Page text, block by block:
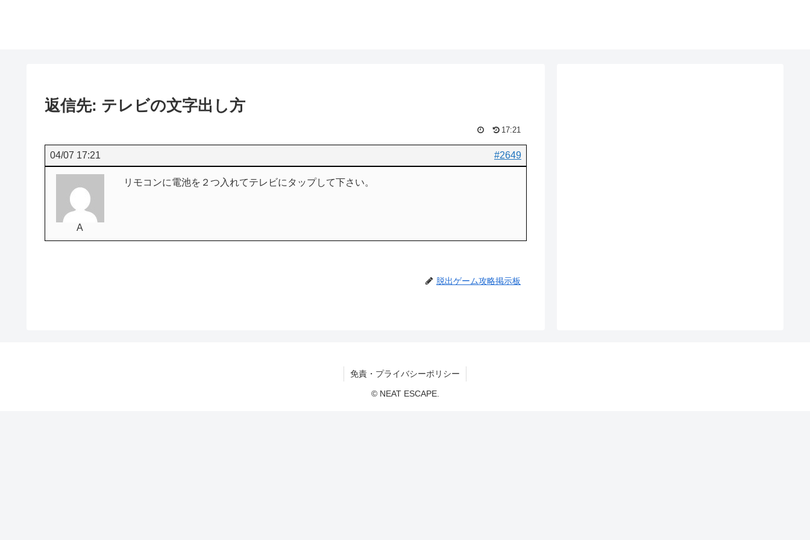
返信先: テレビの文字出し方
17:21
04/07 17:21 #2649
A
リモコンに電池を２つ入れてテレビにタップして下さい。
脱出ゲーム攻略掲示板
免責・プライバシーポリシー
© NEAT ESCAPE.